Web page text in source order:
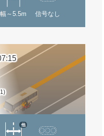
幅～5.5m 信号なし
他